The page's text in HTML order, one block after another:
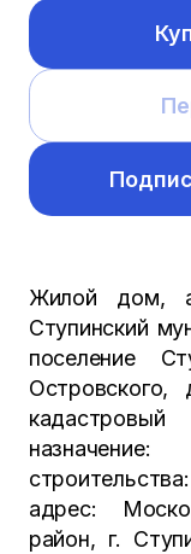
Жилой дом,
Ступинский
поселение
адрес:
район, г.